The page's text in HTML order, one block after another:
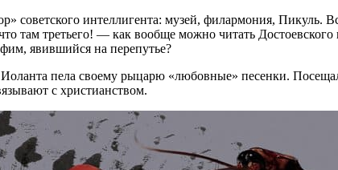
советского интеллигента: музей, филармония,
там третьего! — как вообще можно читать
явившийся на перепутье?
пела своему рыцарю «любовные» песенки.
с христианством.